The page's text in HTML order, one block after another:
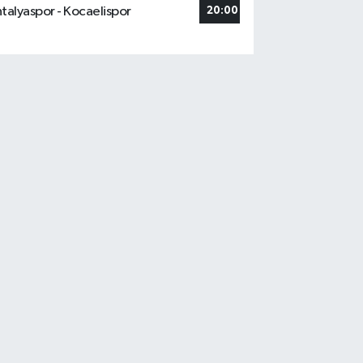
- Kocaelispor 20:00